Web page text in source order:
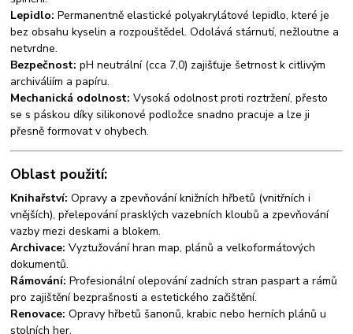
Lepidlo: Permanentně elastické polyakrylátové lepidlo, které je
bez obsahu kyselin a rozpouštědel. Odolává stárnutí, nežloutne a
netvrdne.
Bezpečnost: pH neutrální (cca 7,0) zajišťuje šetrnost k citlivým
archiváliím a papíru.
Mechanická odolnost: Vysoká odolnost proti roztržení, přesto
se s páskou díky silikonové podložce snadno pracuje a lze ji
přesně formovat v ohybech.
Oblast použití:
Knihařství: Opravy a zpevňování knižních hřbetů (vnitřních i
vnějších), přelepování prasklých vazebních kloubů a zpevňování
vazby mezi deskami a blokem.
Archivace: Vyztužování hran map, plánů a velkoformátových
dokumentů.
Rámování: Profesionální olepování zadních stran paspart a rámů
pro zajištění bezprašnosti a estetického začištění.
Renovace: Opravy hřbetů šanonů, krabic nebo herních plánů u
stolních her.